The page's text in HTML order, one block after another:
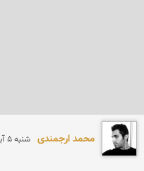
محمد ارجمندی شنبه 5 آبان 1386 | 19 سال پیش